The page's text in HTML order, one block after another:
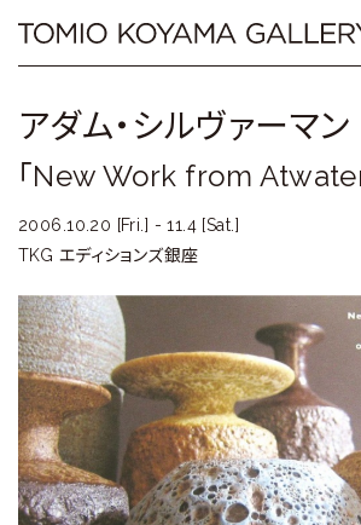
content
Tomio
Gallery
小
山
登
美
夫
ギ
ャ
アダム・シルヴァーマン
「New Work from
2006.10.20 [Fri.] - 11.4 [Sat.]
TKG エディションズ銀座